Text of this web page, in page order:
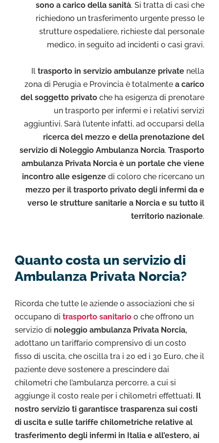
sono a carico della sanità. Si tratta di casi che
richiedono un trasferimento urgente presso le
strutture ospedaliere, richieste dal personale
medico, in seguito ad incidenti o casi gravi.
Il trasporto in servizio ambulanze private nella
zona di Perugia e Provincia è totalmente a carico
del soggetto privato che ha esigenza di prenotare
un trasporto per infermi e i relativi servizi
aggiuntivi. Sarà l’utente infatti, ad occuparsi della
ricerca del mezzo e della prenotazione del
servizio di Noleggio Ambulanza Norcia. Trasporto
ambulanza Privata Norcia è un portale che viene
incontro alle esigenze di coloro che ricercano un
mezzo per il trasporto privato degli infermi da e
verso le strutture sanitarie a Norcia e su tutto il
territorio nazionale.
Quanto costa un servizio di
Ambulanza Privata Norcia?
Ricorda che tutte le aziende o associazioni che si
occupano di trasporto sanitario o che offrono un
servizio di noleggio ambulanza Privata Norcia,
adottano un tariffario comprensivo di un costo
fisso di uscita, che oscilla tra i 20 ed i 30 Euro, che il
paziente deve sostenere a prescindere dai
chilometri che l’ambulanza percorre, a cui si
aggiunge il costo reale per i chilometri effettuati. Il
nostro servizio ti garantisce trasparenza sui costi
di uscita e sulle tariffe chilometriche relative al
trasferimento degli infermi in Italia e all’estero, ai